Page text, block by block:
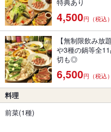
4,500円（税込）
【無制限飲み
や3種の鍋等全
切も◎
6,500円（税込）
料理
前菜(1種)